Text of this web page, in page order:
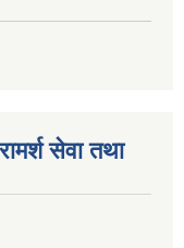
सेवा तथा